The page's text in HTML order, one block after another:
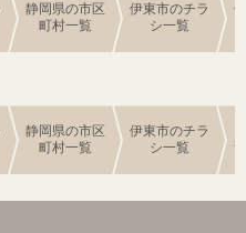
静岡県の市区
町村一覧
伊東市のチラ
シ一覧
静岡県の市区
町村一覧
伊東市のチラ
シ一覧